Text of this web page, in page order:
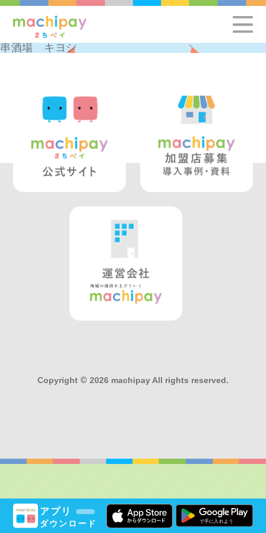
アプリ
ダウンロード
串酒場 キヨシ
Copyright © 2026 machipay All rights reserved.